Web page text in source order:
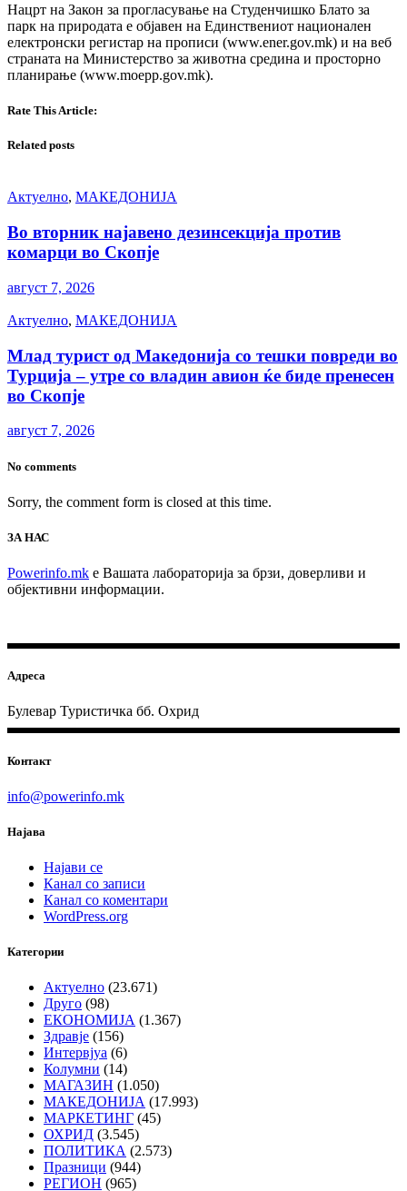
Нацрт на Закон за прогласување на Студенчишко Блато за
парк на природата е објавен на Единствениот национален
електронски регистар на прописи (www.ener.gov.mk) и на веб
страната на Министерство за животна средина и просторно
планирање (www.moepp.gov.mk).
Rate This Article:
Related posts
Актуелно, МАКЕДОНИЈА
Во вторник најавено дезинсекција против
комарци во Скопје
август 7, 2026
Актуелно, МАКЕДОНИЈА
Млад турист од Македонија со тешки повреди во
Турција – утре со владин авион ќе биде пренесен
во Скопје
август 7, 2026
No comments
Sorry, the comment form is closed at this time.
ЗА НАС
Powerinfo.mk e Вашата лабораторија за брзи, доверливи и
објективни информации.
Адреса
Булевар Туристичка бб. Охрид
Контакт
info@powerinfo.mk
Најава
Најави се
Канал со записи
Канал со коментари
WordPress.org
Категории
Актуелно (23.671)
Друго (98)
ЕКОНОМИЈА (1.367)
Здравје (156)
Интервјуа (6)
Колумни (14)
МАГАЗИН (1.050)
МАКЕДОНИЈА (17.993)
МАРКЕТИНГ (45)
ОХРИД (3.545)
ПОЛИТИКА (2.573)
Празници (944)
РЕГИОН (965)